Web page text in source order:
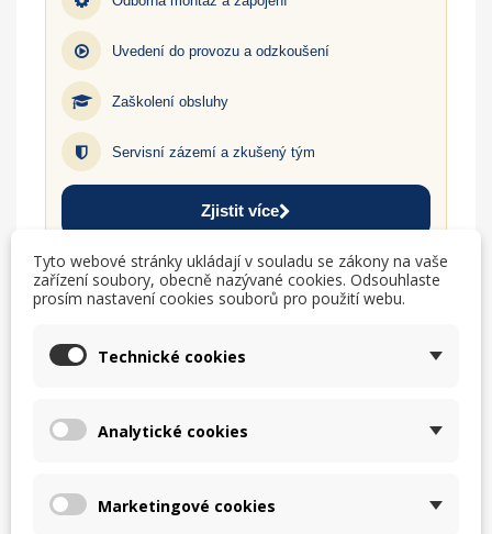
Uvedení do provozu a odzkoušení
Zaškolení obsluhy
Servisní zázemí a zkušený tým
Zjistit více
CHCI LEPŠÍ CENU TISK
help_outline
Popis
Tyto webové stránky ukládají v souladu se zákony na vaše
zařízení soubory, obecně nazývané cookies. Odsouhlaste
prosím nastavení cookies souborů pro použití webu.
Technické cookies
Analytické cookies
Marketingové cookies